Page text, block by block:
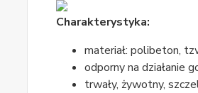
Charakterystyka:
materiał: polibeton,
odporny na działanie
trwały, żywotny,